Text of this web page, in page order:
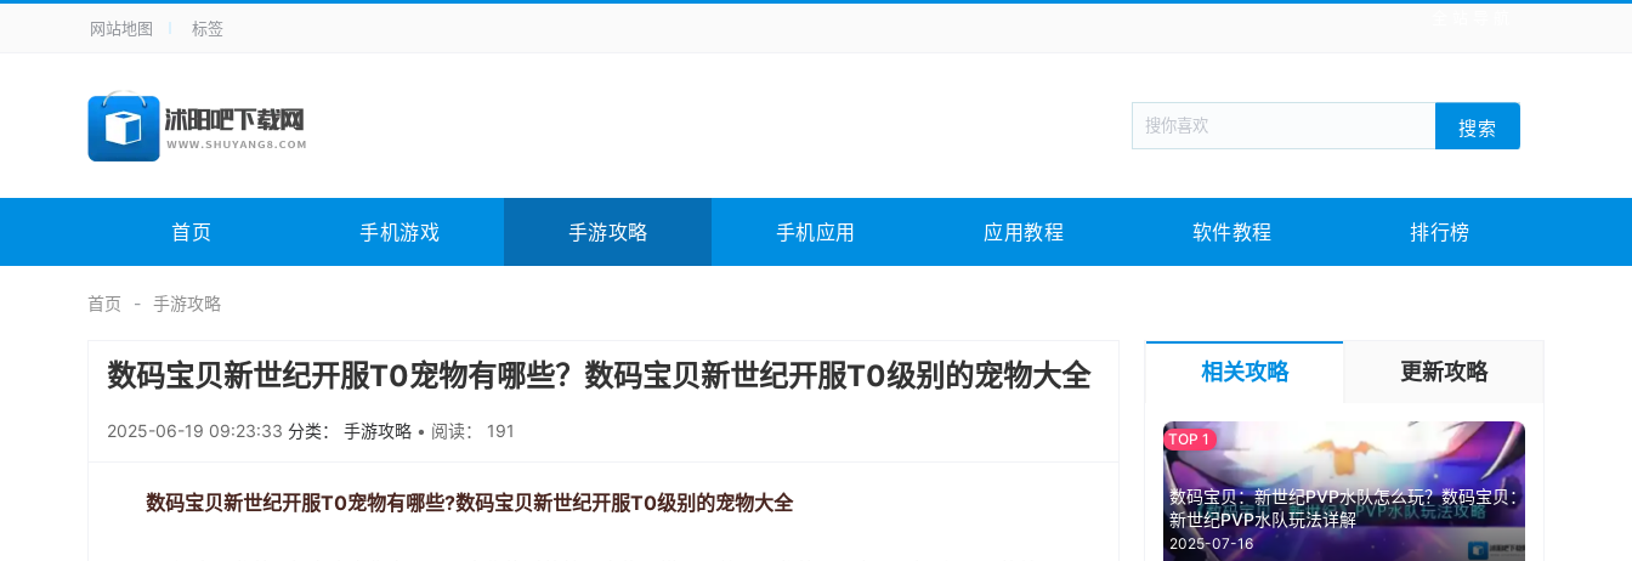
手机应用 新闻阅读 旅游出行 生活实用
手机游戏 H5游戏 回合网游 战棋游戏 枪战射击
电脑软件 其它类别 图形软件 安全相关 应用软件 影音软件 插件下载 教育教学 游戏娱乐 系统软件 素材下载
未分类 综合其它
网站地图 标签
搜索
首页 手机游戏 手游攻略 手机应用 应用教程 软件教程 排行榜
首页 手游攻略
数码宝贝新世纪开服T0宠物有哪些？数码宝贝新世纪开服T0级别的宠物大全
2025-06-19 09:23:33 分类： 手游攻略 • 阅读： 191
数码宝贝新世纪开服T0宠物有哪些?数码宝贝新世纪开服T0级别的宠物大全
相关攻略 更新攻略
数码宝贝：新世纪PVP水队怎么玩？数码宝贝：
新世纪PVP水队玩法详解
2025-07-16